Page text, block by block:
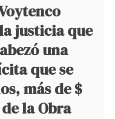
justicia que
una
que se
más de $
la Obra